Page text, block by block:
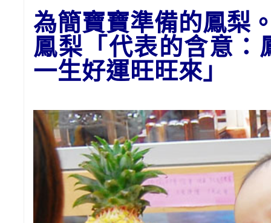
為簡寶寶準備的鳳梨
鳳梨「代表的含意：
一生好運旺旺來 」